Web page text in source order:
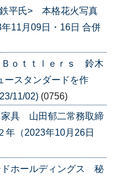
氏> 本格花火写真
11月09日・16日 合併
Ｂｏｔｔｌｅｒｓ 鈴木
スタンダードを作
11/02) (0756)
家具 山田郁二常務取締
（2023年10月26日
ドホールディングス 秘